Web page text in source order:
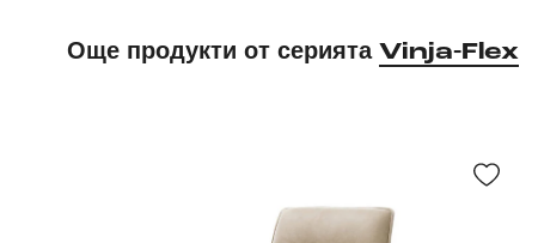
Още продукти от серията Vinja-Flex